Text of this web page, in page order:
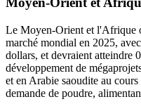
Le Moyen-Orient et l'Afrique
marché mondial en 2025,
dollars, et devraient atteindre
développement de
et en Arabie saoudite au cours
demande de poudre,